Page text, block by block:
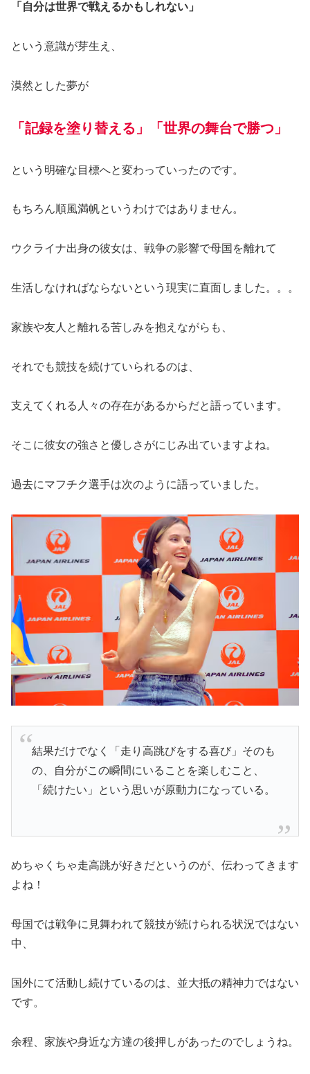
「自分は世界で戦えるかもしれない」
という意識が芽生え、
漠然とした夢が
「記録を塗り替える」「世界の舞台で勝つ」
という明確な目標へと変わっていったのです。
もちろん順風満帆というわけではありません。
ウクライナ出身の彼女は、戦争の影響で母国を離れて
生活しなければならないという現実に直面しました。。。
家族や友人と離れる苦しみを抱えながらも、
それでも競技を続けていられるのは、
支えてくれる人々の存在があるからだと語っています。
そこに彼女の強さと優しさがにじみ出ていますよね。
過去にマフチク選手は次のように語っていました。
結果だけでなく「走り高跳びをする喜び」そのも
の、自分がこの瞬間にいることを楽しむこと、
「続けたい」という思いが原動力になっている。
めちゃくちゃ走高跳が好きだというのが、伝わってきます
よね！
母国では戦争に見舞われて競技が続けられる状況ではない
中、
国外にて活動し続けているのは、並大抵の精神力ではない
です。
余程、家族や身近な方達の後押しがあったのでしょうね。